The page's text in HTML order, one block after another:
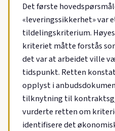
Det første
«leveringssikkerhet» var
tildelingskriterium.
kriteriet måtte forstås
det var at arbeidet ville
tidspunkt. Retten
opplyst i
tilknytning til
vurderte retten om
identifisere det